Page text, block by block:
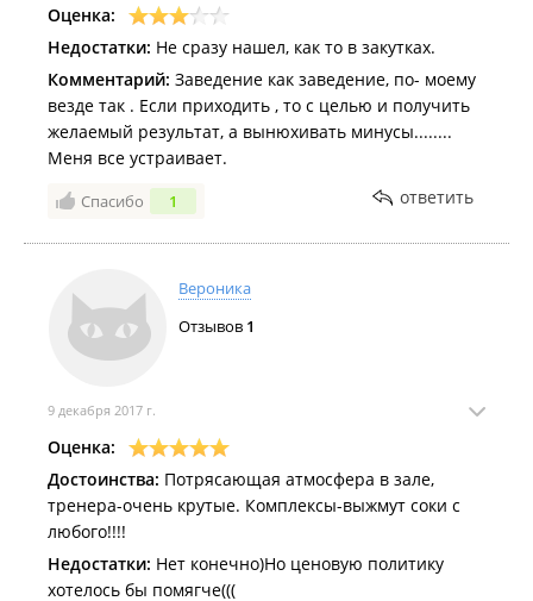
Оценка:
Недостатки: Не сразу нашел, как то в закутках.
Комментарий: Заведение как заведение, по- моему
везде так . Если приходить , то с целью и получить
желаемый результат, а вынюхивать минусы........
Меня все устраивает.
Спасибо 1 ответить
Вероника
Отзывов 1
9 декабря 2017 г.
Оценка:
Достоинства: Потрясающая атмосфера в зале,
тренера-очень крутые. Комплексы-выжмут соки с
любого!!!!
Недостатки: Нет конечно)Но ценовую политику
хотелось бы помягче(((